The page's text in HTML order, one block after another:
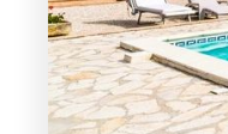
Het perfecte
Het